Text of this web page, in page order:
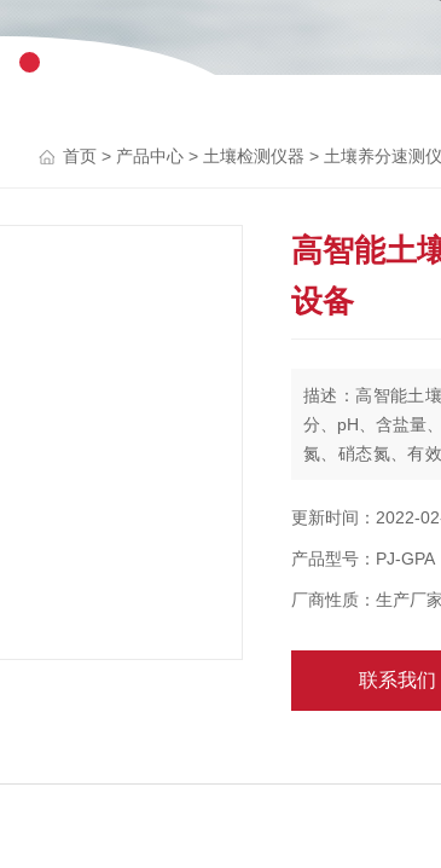
首页 > 产品中心 > 土壤检测仪器 > 土壤养分速测仪
高智能土
设备
描述：高智能土
分、pH、含盐量
氮、硝态氮、有
氮、全磷、全钾
更新时间：2022-
产品型号：PJ-GPA
厂商性质：生产厂家
联系我们